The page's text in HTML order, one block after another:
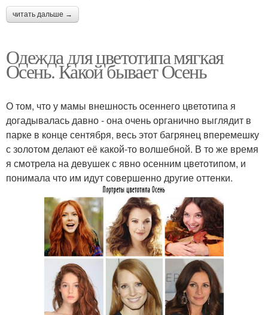
читать дальше →
Одежда для цветотипа мягкая
Осень. Какой бывает Осень
О том, что у мамы внешность осеннего цветотипа я
догадывалась давно - она очень органично выглядит в
парке в конце сентября, весь этот багрянец вперемешку
с золотом делают её какой-то волшебной. В то же время
я смотрела на девушек с явно осенним цветотипом, и
понимала что им идут совершенно другие оттенки.